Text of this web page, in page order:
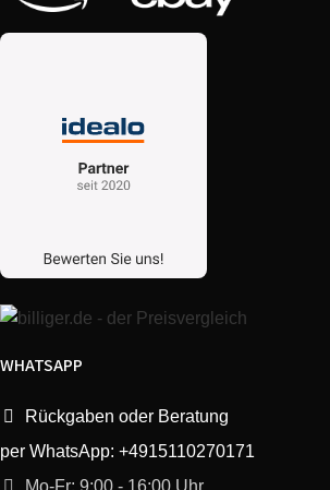
WHATSAPP
Rückgaben oder Beratung
per WhatsApp: +4915110270171
Mo-Fr: 9:00 - 16:00 Uhr